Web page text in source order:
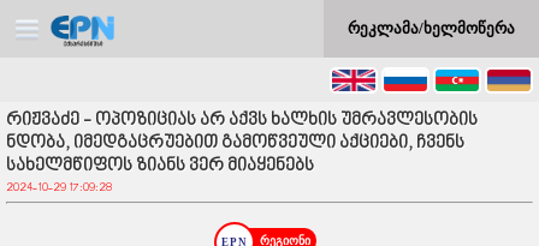
რეკლამა/ხელმოწერა
რიჟვაძე - ოპოზიციას არ აქვს ხალხის უმრავლესობის
ნდობა, იმედგაცრუებით გამოწვეული აქციები, ჩვენს
სახელმწიფოს ზიანს ვერ მიაყენებს
2024-10-29 17:09:28
რეგიონი